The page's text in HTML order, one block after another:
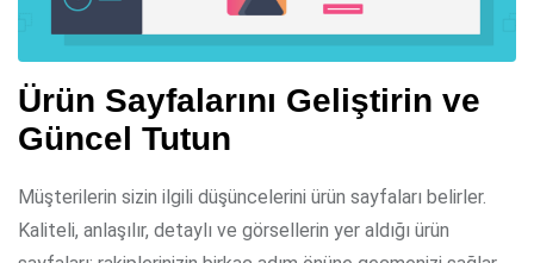
Ürün Sayfalarını Geliştirin ve
Güncel Tutun
Müşterilerin sizin ilgili düşüncelerini ürün sayfaları belirler.
Kaliteli, anlaşılır, detaylı ve görsellerin yer aldığı ürün